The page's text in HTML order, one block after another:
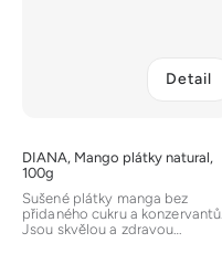
DIANA, Mango plátky natural,
100g
Detail
Sušené plátky manga bez
přidaného cukru a konzervantů.
Jsou skvělou a zdravou